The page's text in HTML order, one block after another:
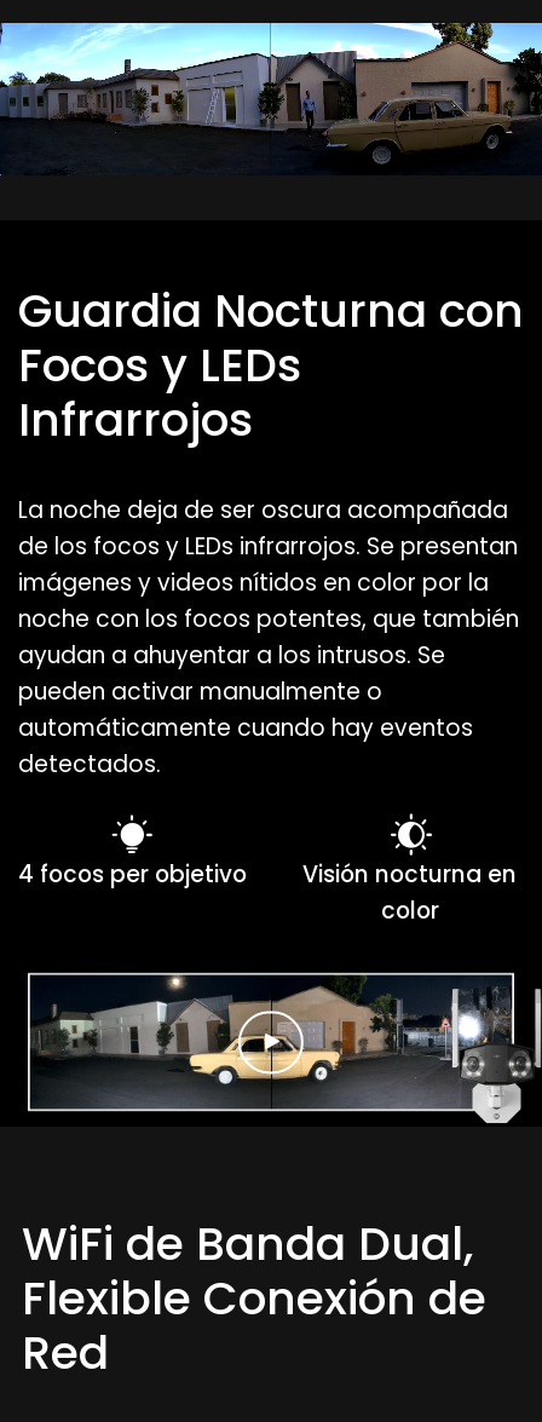
Guardia Nocturna con
Focos y LEDs
Infrarrojos
La noche deja de ser oscura acompañada
de los focos y LEDs infrarrojos. Se presentan
imágenes y videos nítidos en color por la
noche con los focos potentes, que también
ayudan a ahuyentar a los intrusos. Se
pueden activar manualmente o
automáticamente cuando hay eventos
detectados.
4 focos per objetivo
Visión nocturna en
color
WiFi de Banda Dual,
Flexible Conexión de
Red